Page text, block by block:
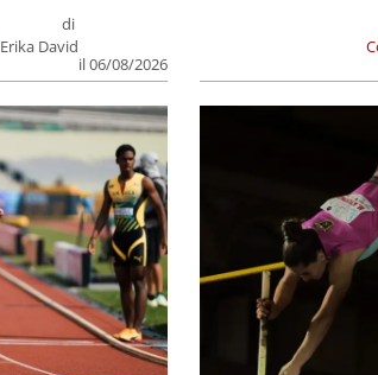
di
Erika David
il 06/08/2026